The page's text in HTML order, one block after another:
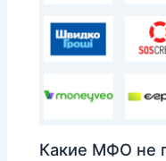
Какие МФО не